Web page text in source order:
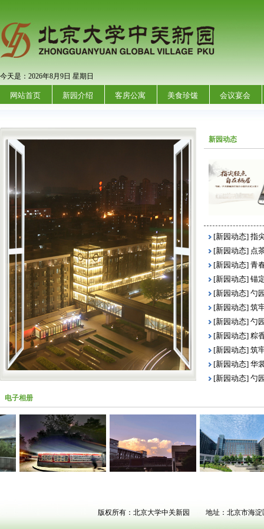
今天是：2026年8月9日 星期日
网站首页 新园介绍 客房公寓 美食珍馐 会议宴会
新园动态
[新园动态] 指
[新园动态] 点
[新园动态] 青
[新园动态] 锚
[新园动态] 勺
[新园动态] 筑
[新园动态] 勺
[新园动态] 粽
[新园动态] 筑
[新园动态] 华
[新园动态] 勺
电子相册
版权所有：北京大学中关新园 地址：北京市海